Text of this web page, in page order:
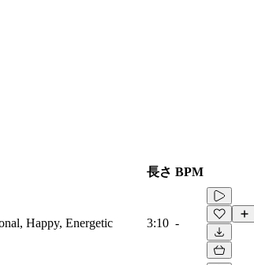
長さ BPM
Happy, Energetic 3:10 -